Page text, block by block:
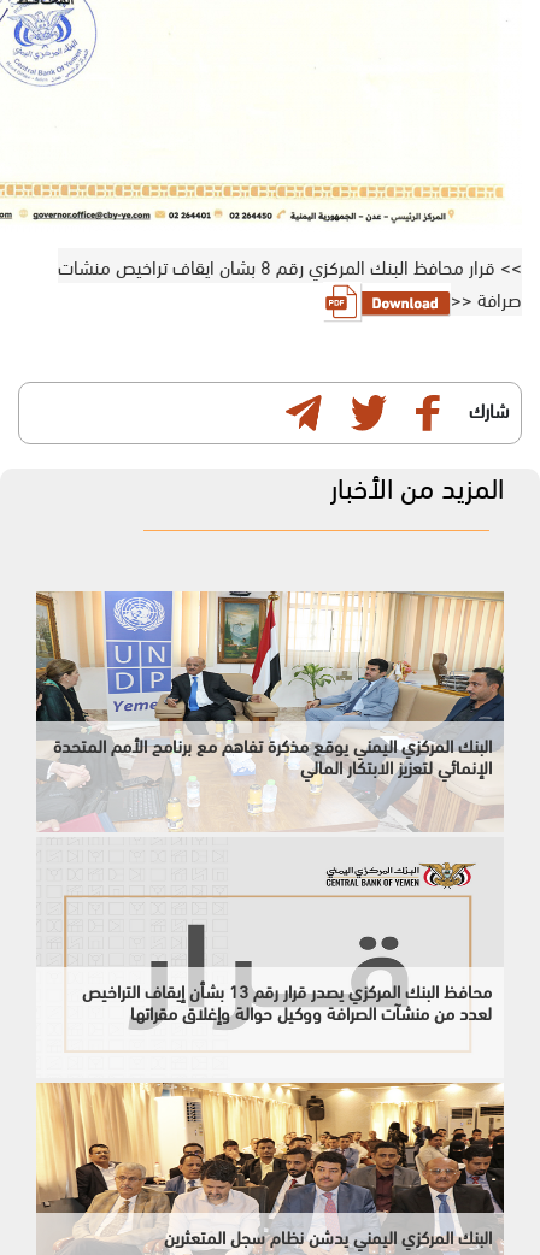
>> قرار محافظ البنك المركزي رقم 8 بشان ايقاف تراخيص منشات
صرافة <<
شارك
المزيد من الأخبار
البنك المركزي اليمني يوقع مذكرة تفاهم مع برنامج الأمم المتحدة
الإنمائي لتعزيز الابتكار المالي
محافظ البنك المركزي يصدر قرار رقم 13 بشأن إيقاف التراخيص
لعدد من منشآت الصرافة ووكيل حوالة وإغلاق مقراتها
البنك المركزي اليمني يدشن نظام سجل المتعثرين